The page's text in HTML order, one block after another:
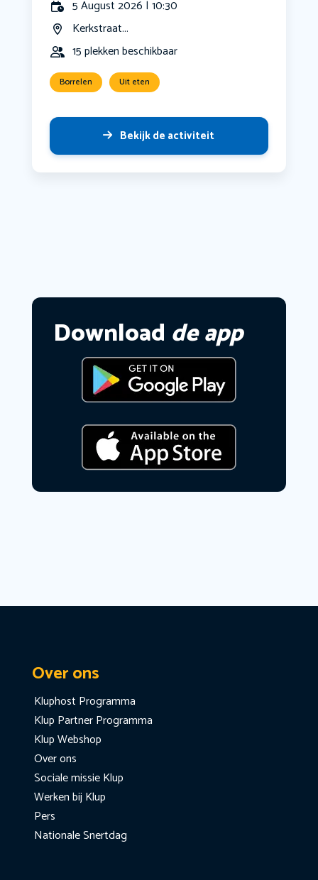
5 August 2026 | 10:30
Kerkstraat...
15 plekken beschikbaar
Borrelen Uit eten
Bekijk de activiteit
Download de app
Over ons
Kluphost Programma
Klup Partner Programma
Klup Webshop
Over ons
Sociale missie Klup
Werken bij Klup
Pers
Nationale Snertdag